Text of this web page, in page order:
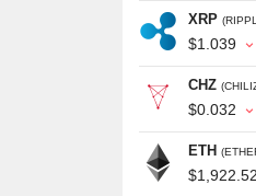
XRP
$1.039
CHZ
$0.032
ETH